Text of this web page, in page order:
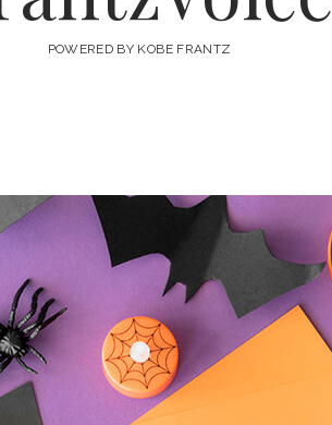
POWERED BY KOBE FRANTZ